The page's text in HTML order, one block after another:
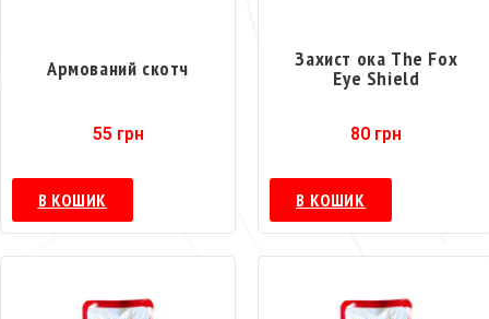
Армований скотч
55 грн
В КОШИК
Захист ока The Fox
Eye Shield
80 грн
В КОШИК